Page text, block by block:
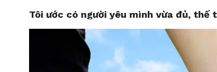
HOME
Tôi ước có người yêu mình vừa đủ, thế